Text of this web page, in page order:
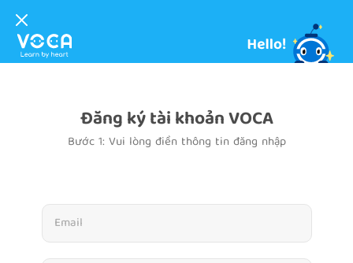
Đăng ký tài khoản VOCA
Bước 1: Vui lòng điền thông tin đăng nhập